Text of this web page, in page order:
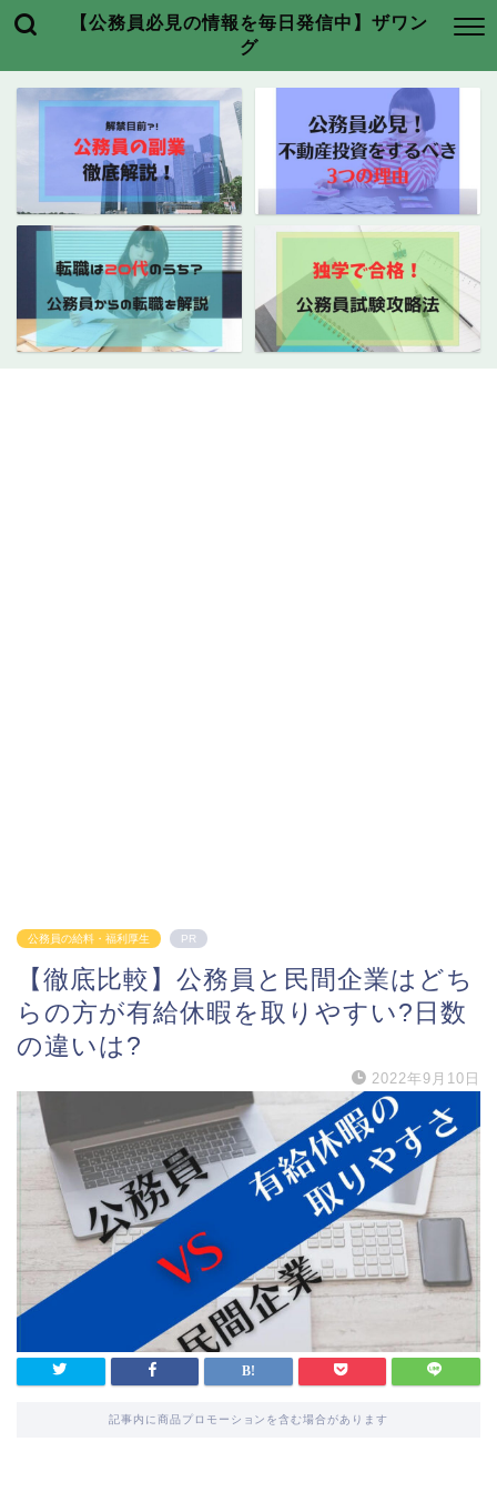
【公務員必見の情報を毎日発信中】ザワン
グ
公務員の給料・福利厚生 PR
【徹底比較】公務員と民間企業はどち
らの方が有給休暇を取りやすい?日数
の違いは?
2022年9月10日
記事内に商品プロモーションを含む場合があります